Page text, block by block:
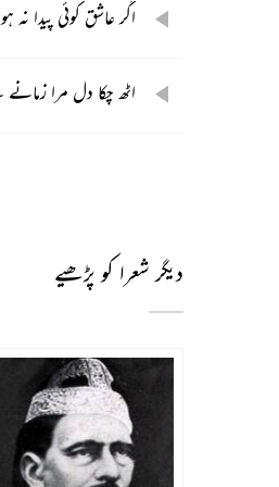
اگر عاشق کوئی پیدا نہ
اٹھ چکا دل مرا
دیگر شعرا کو پڑھیے